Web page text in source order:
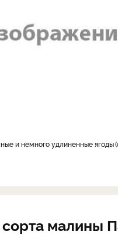
и немного удлиненные ягоды
малины